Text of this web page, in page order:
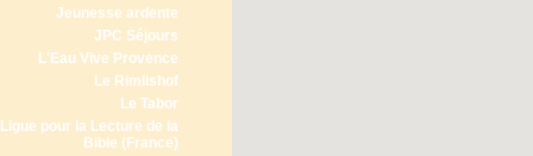
Jeunesse ardente
JPC Séjours
L'Eau Vive Provence
Le Rimlishof
Le Tabor
Ligue pour la Lecture de la
Bible (France)